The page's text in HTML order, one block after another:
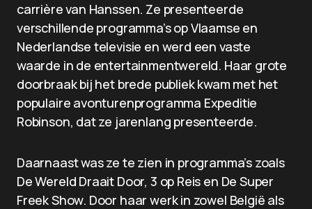
carrière van Hanssen. Ze presenteerde
verschillende programma’s op Vlaamse en
Nederlandse televisie en werd een vaste
waarde in de entertainmentwereld. Haar grote
doorbraak bij het brede publiek kwam met het
populaire avonturenprogramma Expeditie
Robinson, dat ze jarenlang presenteerde.
Daarnaast was ze te zien in programma’s zoals
De Wereld Draait Door, 3 op Reis en De Super
Freek Show. Door haar werk in zowel België als